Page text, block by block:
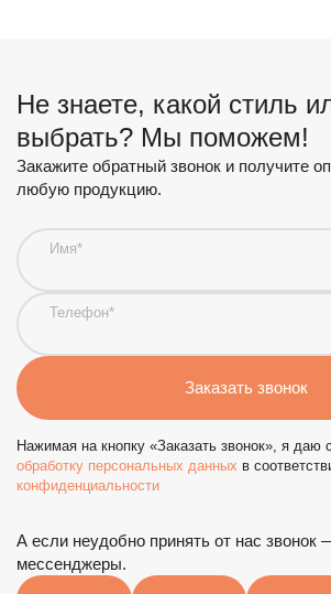
Не знаете, какой стиль
выбрать? Мы поможем!
Закажите обратный звонок и получите
любую продукцию.
А если неудобно принять от нас звонок
мессенджеры.
Имя*
Телефон*
Заказать звонок
Нажимая на кнопку «Заказать звонок», я даю
обработку персональных данных в
конфиденциальности
Товар
Цена за ед.
отруб.
Телефон*
Заказать звонок
обработку персональных данных
политикой